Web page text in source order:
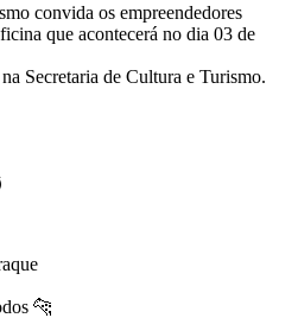
convida os empreendedores
que acontecerá no dia 03 de
Secretaria de Cultura e Turismo.
🐆